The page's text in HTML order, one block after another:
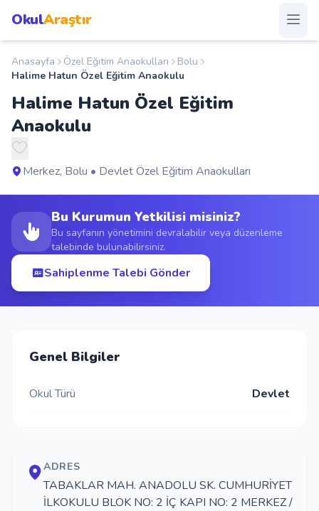
OkulAraştır
Anasayfa
Okullar
Şehirler
Duyurular
S.S.S.
Blog
Okul Ekle
Anasayfa Özel Eğitim Anaokulları
Bolu
Halime Hatun Özel Eğitim Anaokulu
Halime Hatun Özel Eğitim
Anaokulu
Merkez, Bolu • Devlet Özel Eğitim Anaokulları
Bu Kurumun Yetkilisi misiniz?
Bu sayfanın yönetimini devralabilir veya düzenleme
talebinde bulunabilirsiniz.
Sahiplenme Talebi Gönder
Genel Bilgiler
Okul Türü Devlet
ADRES
TABAKLAR MAH. ANADOLU SK. CUMHURİYET
İLKOKULU BLOK NO: 2 İÇ KAPI NO: 2 MERKEZ /